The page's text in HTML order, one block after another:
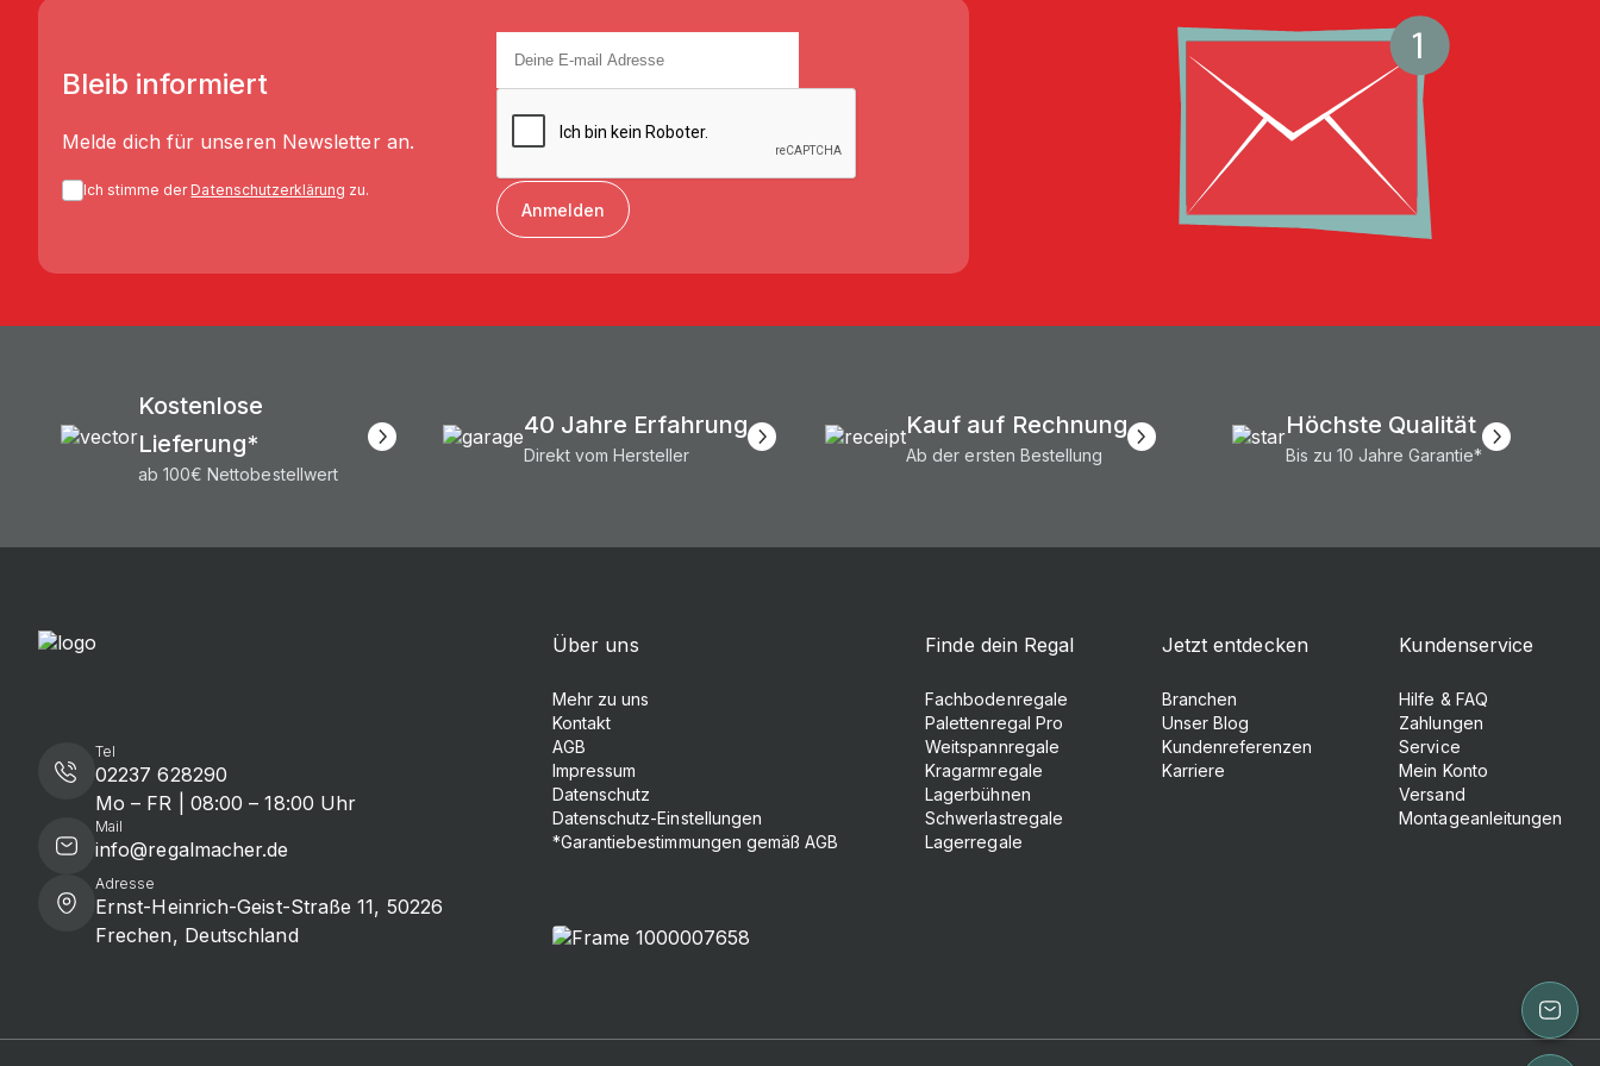
Bleib informiert
Melde dich für unseren Newsletter an.
Ich stimme der Datenschutzerklärung zu.
Anmelden
Kostenlose
Lieferung*
ab 100€ Nettobestellwert
40 Jahre Erfahrung
Direkt vom Hersteller
Kauf auf Rechnung
Ab der ersten Bestellung
Höchste Qualität
Bis zu 10 Jahre Garantie*
Tel
02237 628290
Mo – FR | 08:00 – 18:00 Uhr
Mail
info@regalmacher.de
Adresse
Ernst-Heinrich-Geist-Straße 11, 50226
Frechen, Deutschland
Über uns
Mehr zu uns
Kontakt
AGB
Impressum
Datenschutz
Datenschutz-Einstellungen
*Garantiebestimmungen gemäß AGB
Finde dein Regal
Fachbodenregale
Palettenregal Pro
Weitspannregale
Kragarmregale
Lagerbühnen
Schwerlastregale
Lagerregale
Jetzt entdecken
Branchen
Unser Blog
Kundenreferenzen
Karriere
Kundenservice
Hilfe & FAQ
Zahlungen
Service
Mein Konto
Versand
Montageanleitungen